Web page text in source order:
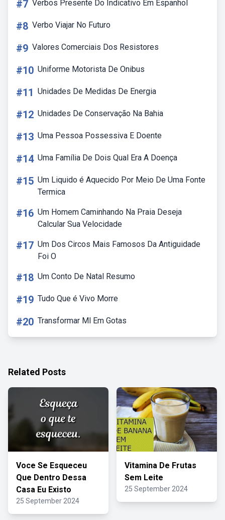
#7 Verbos Presente Do Indicativo Em Espanhol
#8 Verbo Viajar No Futuro
#9 Valores Comerciais Dos Resistores
#10 Uniforme Motorista De Onibus
#11 Unidades De Medidas De Energia
#12 Unidades De Conservação Na Bahia
#13 Uma Pessoa Possessiva E Doente
#14 Uma Família De Dois Qual Era A Doença
#15 Um Liquido é Aquecido Por Meio De Uma Fonte
Termica
#16 Um Homem Caminhando Na Praia Deseja
Calcular Sua Velocidade
#17 Um Dos Circos Mais Famosos Da Antiguidade
Foi O
#18 Um Conto De Natal Resumo
#19 Tudo Que é Vivo Morre
#20 Transformar Ml Em Gotas
Related Posts
Voce Se Esqueceu
Que Dentro Dessa
Casa Eu Existo
25 September 2024
Vitamina De Frutas
Sem Leite
25 September 2024